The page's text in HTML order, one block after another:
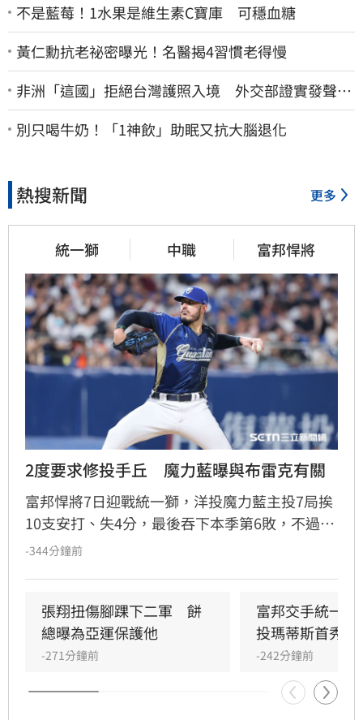
不是藍莓！1水果是維生素C寶庫 可穩血糖
黃仁勳抗老祕密曝光！名醫揭4習慣老得慢
非洲「這國」拒絕台灣護照入境 外交部證實發聲
了：持續交涉聯繫
別只喝牛奶！「1神飲」助眠又抗大腦退化
熱搜新聞 更多
統一獅 中職 富邦悍將
2度要求修投手丘　魔力藍曝與布雷克有關
富邦悍將7日迎戰統一獅，洋投魔力藍主投7局挨
10支安打、失4分，最後吞下本季第6敗，不過比
賽中出現一罕見插曲，他2度要求場務人員幫忙
-344分鐘前
張翔扭傷腳踝下二軍　餅
總曝為亞運保護他
-271分鐘前
富邦交手統一
投瑪蒂斯首秀泡
-242分鐘前